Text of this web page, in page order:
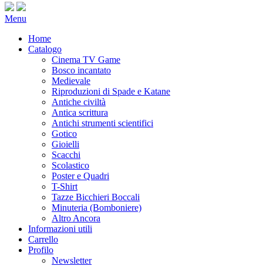
Menu
Home
Catalogo
Cinema TV Game
Bosco incantato
Medievale
Riproduzioni di Spade e Katane
Antiche civiltà
Antica scrittura
Antichi strumenti scientifici
Gotico
Gioielli
Scacchi
Scolastico
Poster e Quadri
T-Shirt
Tazze Bicchieri Boccali
Minuteria (Bomboniere)
Altro Ancora
Informazioni utili
Carrello
Profilo
Newsletter